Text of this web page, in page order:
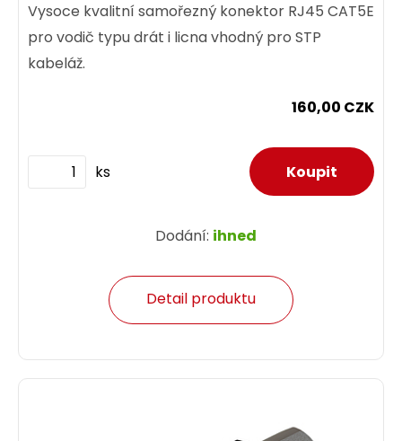
Vysoce kvalitní samořezný konektor RJ45 CAT5E
pro vodič typu drát i licna vhodný pro STP
kabeláž.
160,00 CZK
ks
Dodání: ihned
Detail produktu